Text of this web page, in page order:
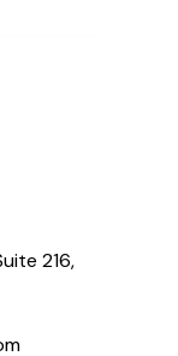
216,